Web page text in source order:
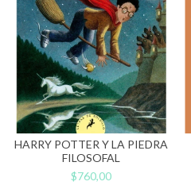
HARRY POTTER Y LA PIEDRA
FILOSOFAL
$760,00